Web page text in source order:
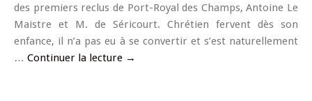
des premiers reclus de Port-Royal des Champs, Antoine Le
Maistre et M. de Séricourt. Chrétien fervent dès son
enfance, il n’a pas eu à se convertir et s’est naturellement
… Continuer la lecture →